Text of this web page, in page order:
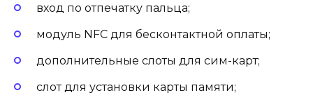
вход по отпечатку пальца;
модуль NFC для бесконтактной оплаты;
дополнительные слоты для сим-карт;
слот для установки карты памяти;